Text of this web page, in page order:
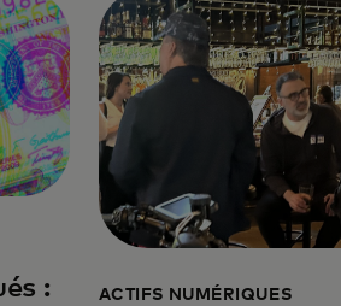
:
ACTIFS NUMÉRIQUES